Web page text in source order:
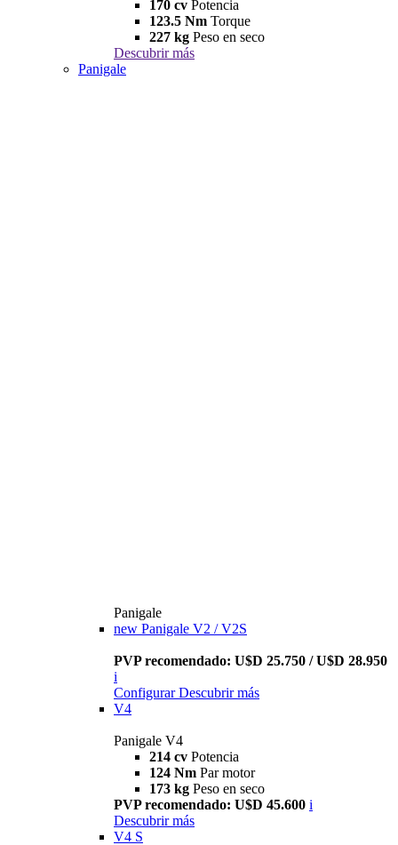
170 cv Potencia
123.5 Nm Torque
227 kg Peso en seco
Descubrir más
Panigale
Panigale
new Panigale V2 / V2S
PVP recomendado: U$D 25.750 / U$D 28.950
i
Configurar Descubrir más
V4
Panigale V4
214 cv Potencia
124 Nm Par motor
173 kg Peso en seco
PVP recomendado: U$D 45.600 i
Descubrir más
V4 S